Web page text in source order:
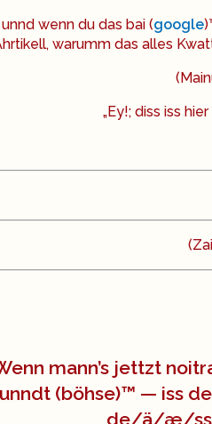
unnd wenn du das bai (google
warumm das alles
„Ey!; diss iss
mann’s jettzt
unndt (böhse)™ — iss
de/ä/æ/ss